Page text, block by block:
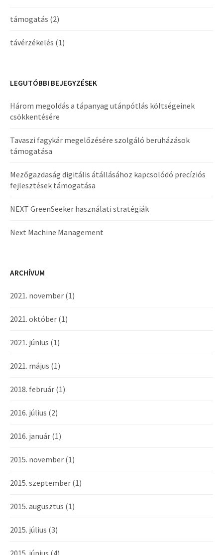
támogatás (2)
távérzékelés (1)
LEGUTÓBBI BEJEGYZÉSEK
Három megoldás a tápanyag utánpótlás költségeinek
csökkentésére
Tavaszi fagykár megelőzésére szolgáló beruházások
támogatása
Mezőgazdaság digitális átállásához kapcsolódó precíziós
fejlesztések támogatása
NEXT GreenSeeker használati stratégiák
Next Machine Management
ARCHÍVUM
2021. november (1)
2021. október (1)
2021. június (1)
2021. május (1)
2018. február (1)
2016. július (2)
2016. január (1)
2015. november (1)
2015. szeptember (1)
2015. augusztus (1)
2015. július (3)
2015. június (4)